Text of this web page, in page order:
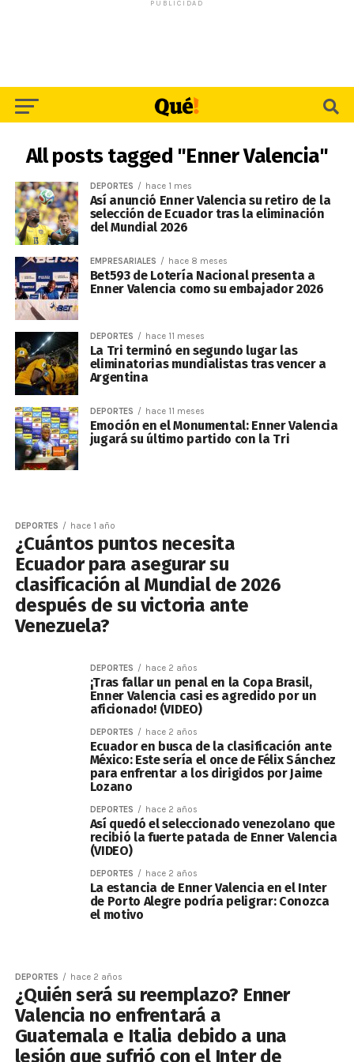
PUBLICIDAD
All posts tagged "Enner Valencia"
DEPORTES hace 1 mes
Así anunció Enner Valencia su retiro de la
selección de Ecuador tras la eliminación
del Mundial 2026
EMPRESARIALES hace 8 meses
Bet593 de Lotería Nacional presenta a
Enner Valencia como su embajador 2026
DEPORTES hace 11 meses
La Tri terminó en segundo lugar las
eliminatorias mundialistas tras vencer a
Argentina
DEPORTES hace 11 meses
Emoción en el Monumental: Enner Valencia
jugará su último partido con la Tri
DEPORTES hace 1 año
¿Cuántos puntos necesita
Ecuador para asegurar su
clasificación al Mundial de 2026
después de su victoria ante
Venezuela?
DEPORTES hace 2 años
¡Tras fallar un penal en la Copa Brasil,
Enner Valencia casi es agredido por un
aficionado! (VIDEO)
DEPORTES hace 2 años
Ecuador en busca de la clasificación ante
México: Este sería el once de Félix Sánchez
para enfrentar a los dirigidos por Jaime
Lozano
DEPORTES hace 2 años
Así quedó el seleccionado venezolano que
recibió la fuerte patada de Enner Valencia
(VIDEO)
DEPORTES hace 2 años
La estancia de Enner Valencia en el Inter
de Porto Alegre podría peligrar: Conozca
el motivo
DEPORTES hace 2 años
¿Quién será su reemplazo? Enner
Valencia no enfrentará a
Guatemala e Italia debido a una
lesión que sufrió con el Inter de